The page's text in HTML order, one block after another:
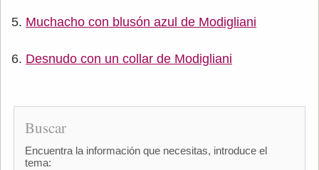
Muchacho con blusón azul de Modigliani
Desnudo con un collar de Modigliani
Buscar
Encuentra la información que necesitas, introduce el
tema: